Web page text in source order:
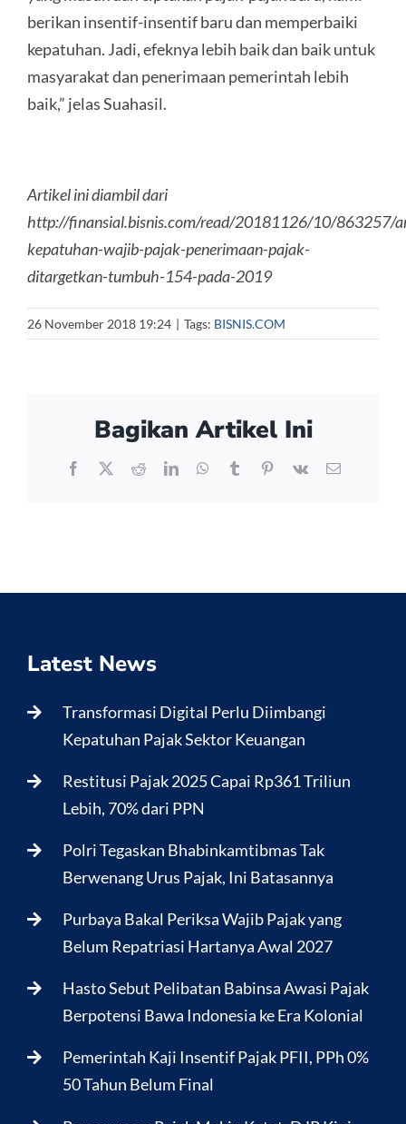
berikan insentif-insentif baru dan memperbaiki
kepatuhan. Jadi, efeknya lebih baik dan baik untuk
masyarakat dan penerimaan pemerintah lebih
baik,” jelas Suahasil.
Artikel ini diambil dari
http://finansial.bisnis.com/read/20181126/10/863257/
kepatuhan-wajib-pajak-penerimaan-pajak-
ditargetkan-tumbuh-154-pada-2019
26 November 2018 19:24 | Tags: BISNIS.COM
Bagikan Artikel Ini
Facebook
X RedditLinkedInWhatsApp
TumblrPinterest
Vk Email
Latest News
Transformasi Digital Perlu Diimbangi
Kepatuhan Pajak Sektor Keuangan
Restitusi Pajak 2025 Capai Rp361 Triliun
Lebih, 70% dari PPN
Polri Tegaskan Bhabinkamtibmas Tak
Berwenang Urus Pajak, Ini Batasannya
Purbaya Bakal Periksa Wajib Pajak yang
Belum Repatriasi Hartanya Awal 2027
Hasto Sebut Pelibatan Babinsa Awasi Pajak
Berpotensi Bawa Indonesia ke Era Kolonial
Pemerintah Kaji Insentif Pajak PFII, PPh 0%
50 Tahun Belum Final